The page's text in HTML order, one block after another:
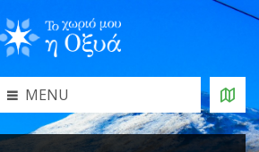
MENU